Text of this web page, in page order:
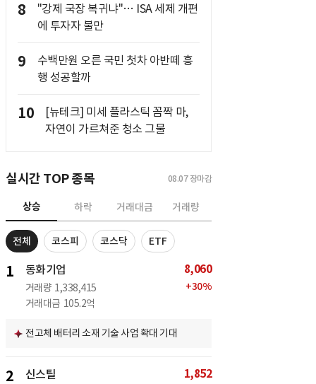
8
"강제 국장 복귀냐"… ISA 세제 개편
에 투자자 불만
9
수백만원 오른 국민 첫차 아반떼 흥
행 성공할까
10
[뉴테크] 미세 플라스틱 꼼짝 마,
자연이 가르쳐준 청소 그물
실시간 TOP 종목 08.07 장마감
상승 하락 거래대금 거래량
전체 코스피 코스닥 ETF
1 동화기업
거래량 1,338,415
거래대금 105.2억
8,060
+30%
전고체 배터리 소재 기술 사업 확대 기대
2 신스틸 1,852